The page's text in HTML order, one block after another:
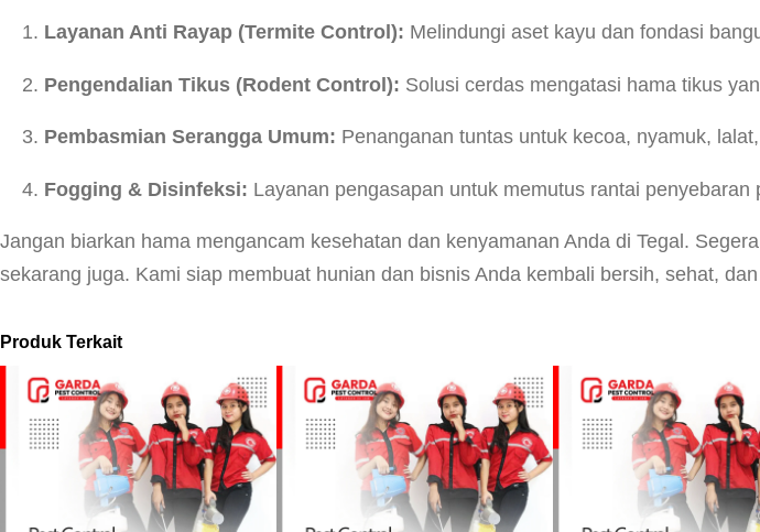
Layanan Anti Rayap (Termite Control): Melindungi aset kayu dan fondasi
Pengendalian Tikus (Rodent Control): Solusi cerdas mengatasi hama tikus
Pembasmian Serangga Umum: Penanganan tuntas untuk kecoa, nyamuk,
Fogging & Disinfeksi: Layanan pengasapan untuk memutus rantai
Jangan biarkan hama mengancam kesehatan dan kenyamanan Anda di Tegal.
sekarang juga. Kami siap membuat hunian dan bisnis Anda kembali bersih, sehat,
Produk Terkait